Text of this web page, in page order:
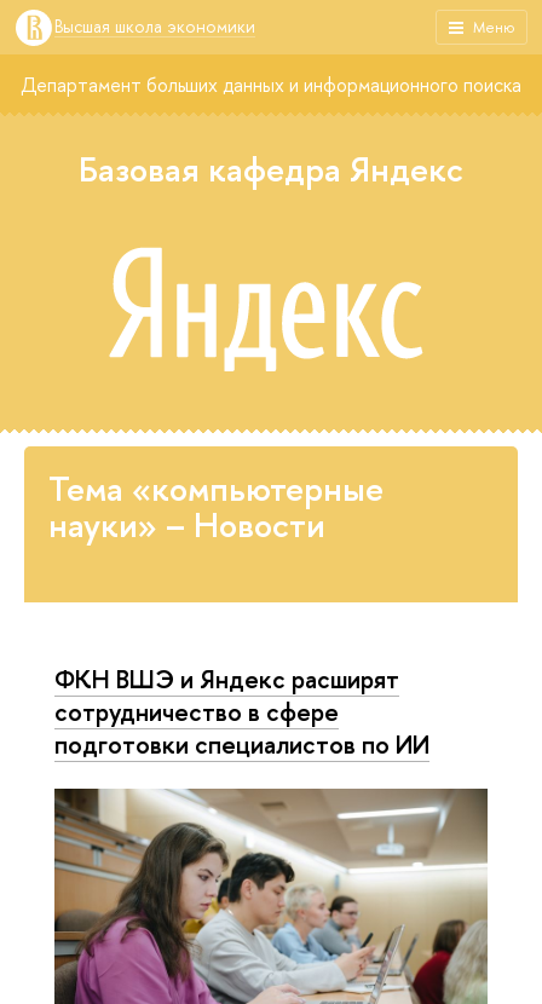
Меню
Высшая школа экономики
Департамент больших данных и информационного поиска
Базовая кафедра Яндекс
Тема «компьютерные
науки» – Новости
ФКН ВШЭ и Яндекс расширят
сотрудничество в сфере
подготовки специалистов по ИИ